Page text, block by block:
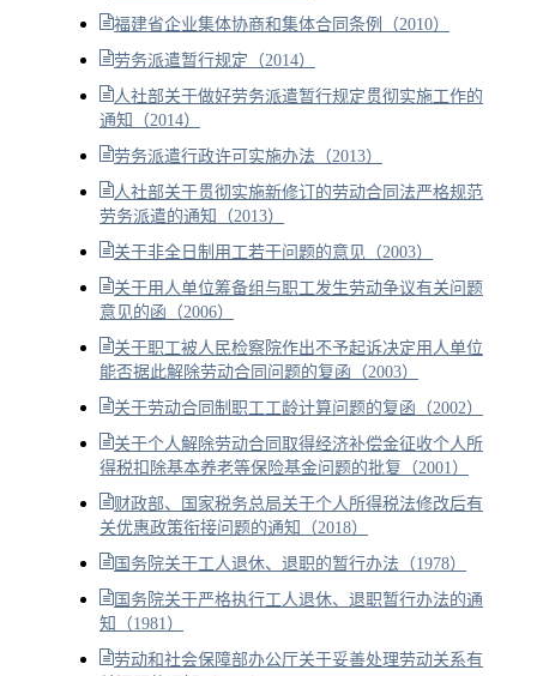
福建省企业集体协商和集体合同条例（2010）
劳务派遣暂行规定（2014）
人社部关于做好劳务派遣暂行规定贯彻实施工作的
通知（2014）
劳务派遣行政许可实施办法（2013）
人社部关于贯彻实施新修订的劳动合同法严格规范
劳务派遣的通知（2013）
关于非全日制用工若干问题的意见（2003）
关于用人单位筹备组与职工发生劳动争议有关问题
意见的函（2006）
关于职工被人民检察院作出不予起诉决定用人单位
能否据此解除劳动合同问题的复函（2003）
关于劳动合同制职工工龄计算问题的复函（2002）
关于个人解除劳动合同取得经济补偿金征收个人所
得税扣除基本养老等保险基金问题的批复（2001）
财政部、国家税务总局关于个人所得税法修改后有
关优惠政策衔接问题的通知（2018）
国务院关于工人退休、退职的暂行办法（1978）
国务院关于严格执行工人退休、退职暂行办法的通
知（1981）
劳动和社会保障部办公厅关于妥善处理劳动关系有